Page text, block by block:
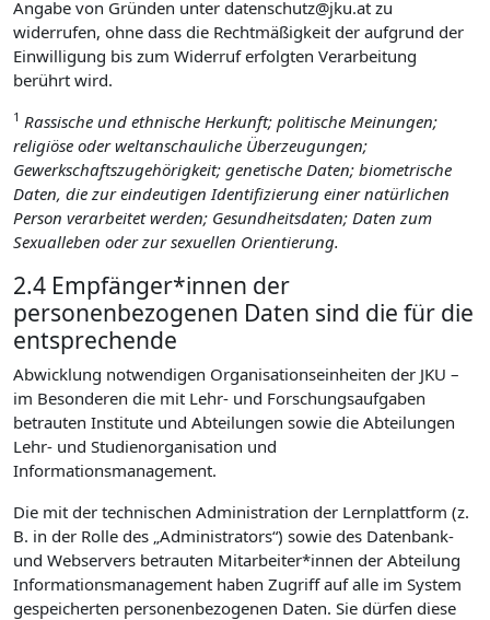
Angabe von Gründen unter datenschutz@jku.at zu
widerrufen, ohne dass die Rechtmäßigkeit der aufgrund der
Einwilligung bis zum Widerruf erfolgten Verarbeitung
berührt wird.
1 Rassische und ethnische Herkunft; politische Meinungen;
religiöse oder weltanschauliche Überzeugungen;
Gewerkschaftszugehörigkeit; genetische Daten; biometrische
Daten, die zur eindeutigen Identifizierung einer natürlichen
Person verarbeitet werden; Gesundheitsdaten; Daten zum
Sexualleben oder zur sexuellen Orientierung.
2.4 Empfänger*innen der
personenbezogenen Daten sind die für die
entsprechende
Abwicklung notwendigen Organisationseinheiten der JKU –
im Besonderen die mit Lehr- und Forschungsaufgaben
betrauten Institute und Abteilungen sowie die Abteilungen
Lehr- und Studienorganisation und
Informationsmanagement.
Die mit der technischen Administration der Lernplattform (z.
B. in der Rolle des „Administrators“) sowie des Datenbank-
und Webservers betrauten Mitarbeiter*innen der Abteilung
Informationsmanagement haben Zugriff auf alle im System
gespeicherten personenbezogenen Daten. Sie dürfen diese